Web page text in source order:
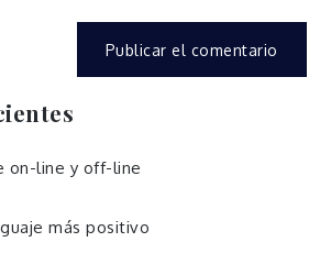
on-line y off-line
más positivo